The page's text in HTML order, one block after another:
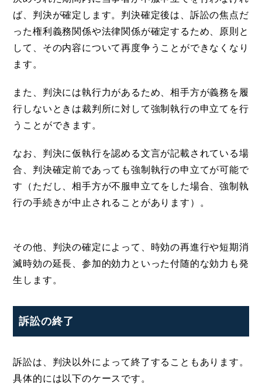
ば、判決が確定します。判決確定後は、訴訟の焦点だ
った権利義務関係や法律関係が確定するため、原則と
して、その内容について再度争うことができなくなり
ます。
また、判決には執行力があるため、相手方が義務を履
行しないときは裁判所に対して強制執行の申立てを行
うことができます。
なお、判決に仮執行を認める文言が記載されている場
合、判決確定前であっても強制執行の申立てが可能で
す（ただし、相手方が不服申立てをした場合、強制執
行の手続きが中止されることがあります）。
その他、判決の確定によって、時効の再進行や短期消
滅時効の延長、参加的効力といった付随的な効力も発
生します。
訴訟の終了
訴訟は、判決以外によって終了することもあります。
具体的には以下のケースです。